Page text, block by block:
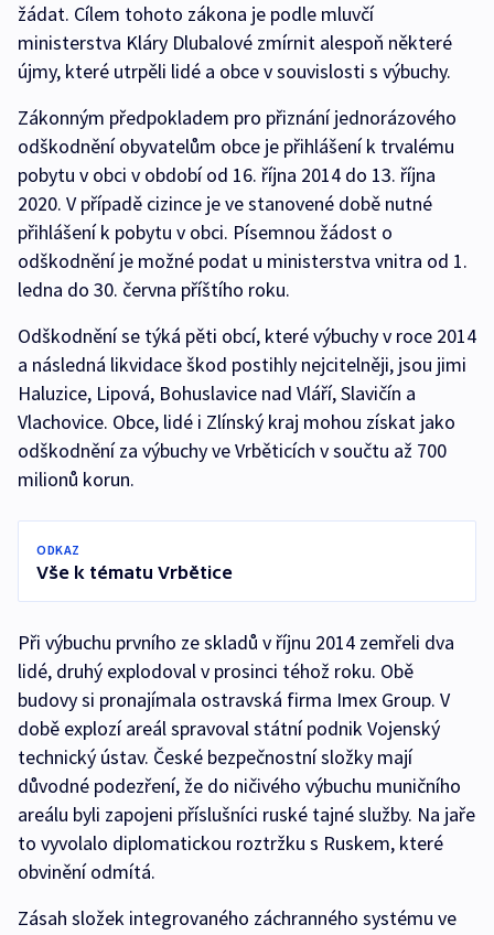
žádat. Cílem tohoto zákona je podle mluvčí
ministerstva Kláry Dlubalové zmírnit alespoň některé
újmy, které utrpěli lidé a obce v souvislosti s výbuchy.
Zákonným předpokladem pro přiznání jednorázového
odškodnění obyvatelům obce je přihlášení k trvalému
pobytu v obci v období od 16. října 2014 do 13. října
2020. V případě cizince je ve stanovené době nutné
přihlášení k pobytu v obci. Písemnou žádost o
odškodnění je možné podat u ministerstva vnitra od 1.
ledna do 30. června příštího roku.
Odškodnění se týká pěti obcí, které výbuchy v roce 2014
a následná likvidace škod postihly nejcitelněji, jsou jimi
Haluzice, Lipová, Bohuslavice nad Vláří, Slavičín a
Vlachovice. Obce, lidé i Zlínský kraj mohou získat jako
odškodnění za výbuchy ve Vrběticích v součtu až 700
milionů korun.
ODKAZ
Vše k tématu Vrbětice
Při výbuchu prvního ze skladů v říjnu 2014 zemřeli dva
lidé, druhý explodoval v prosinci téhož roku. Obě
budovy si pronajímala ostravská firma Imex Group. V
době explozí areál spravoval státní podnik Vojenský
technický ústav. České bezpečnostní složky mají
důvodné podezření, že do ničivého výbuchu muničního
areálu byli zapojeni příslušníci ruské tajné služby. Na jaře
to vyvolalo diplomatickou roztržku s Ruskem, které
obvinění odmítá.
Zásah složek integrovaného záchranného systému ve